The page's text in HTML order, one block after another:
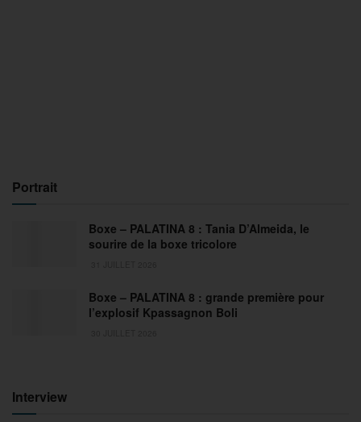
Portrait
Boxe – PALATINA 8 : Tania D’Almeida, le
sourire de la boxe tricolore
Boxe – PALATINA 8 : grande première pour
l’explosif Kpassagnon Boli
Interview